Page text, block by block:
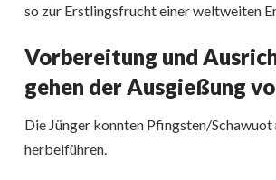
so zur Erstlingsfrucht einer weltweiten
Vorbereitung und
gehen der Ausgießung
Die Jünger konnten Pfingsten/Schawuot
herbeiführen.